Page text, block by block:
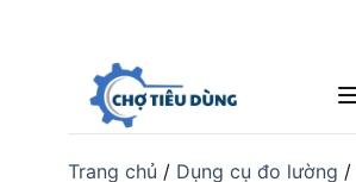
Trang chủ / Dụng cụ đo lường /